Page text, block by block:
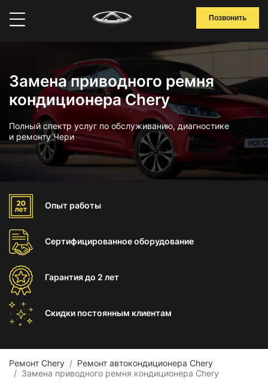
Позвонить
Замена приводного ремня
кондиционера Chery
Полный спектр услуг по обслуживанию, диагностике
и ремонту Чери
Опыт работы
Сертифицированноеоборудование
Гарантиядо 2 лет
Скидки постоянным клиентам
Ремонт Chery
Ремонт автокондиционера Chery
Замена приводного ремня кондиционера Chery